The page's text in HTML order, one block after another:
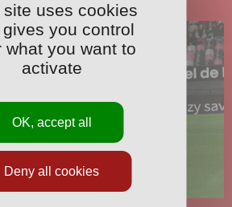
site uses cookies
gives you control
what you want to
activate
OK, accept all
Deny all cookies